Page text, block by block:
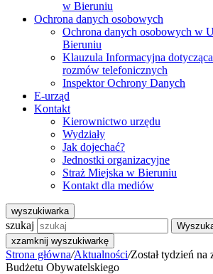
w Bieruniu
Ochrona danych osobowych
Ochrona danych osobowych w
Bieruniu
Klauzula Informacyjna
rozmów telefonicznych
Inspektor Ochrony Danych
E-urząd
Kontakt
Kierownictwo urzędu
Wydziały
Jak dojechać?
Jednostki organizacyjne
Straż Miejska w Bieruniu
Kontakt dla mediów
wyszukiwarka
szukaj
xzamknij wyszukiwarkę
Strona główna/Aktualności/Został tydzień na
Budżetu Obywatelskiego